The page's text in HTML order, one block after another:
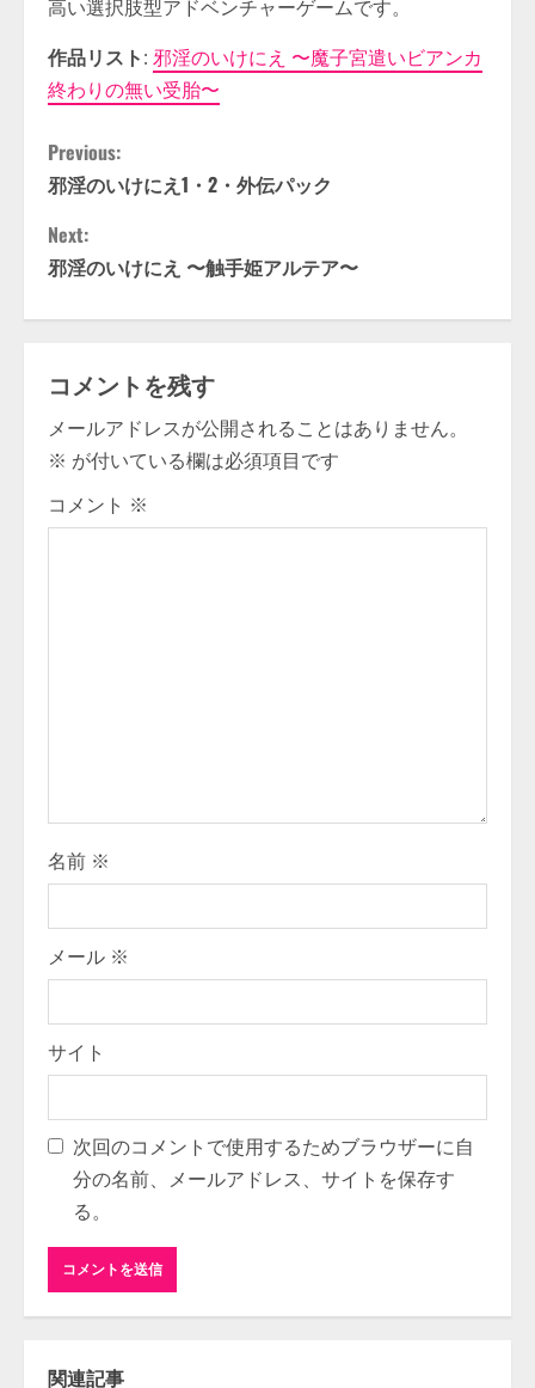
高い選択肢型アドベンチャーゲームです。
作品リスト: 邪淫のいけにえ 〜魔子宮遣いビアンカ
終わりの無い受胎〜
C
o
n
t
n
u
e
n
g
Previous:
邪淫のいけにえ1・2・外伝パック
Next:
邪淫のいけにえ 〜触手姫アルテア〜
コメントを残す
メールアドレスが公開されることはありません。
※ が付いている欄は必須項目です
コメント ※
名前 ※
メール ※
サイト
次回のコメントで使用するためブラウザーに自
分の名前、メールアドレス、サイトを保存す
る。
関連記事